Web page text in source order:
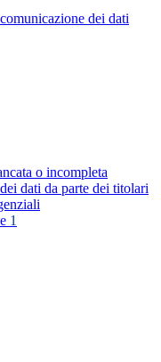
dei dati
o incompleta
dati da parte dei titolari
1